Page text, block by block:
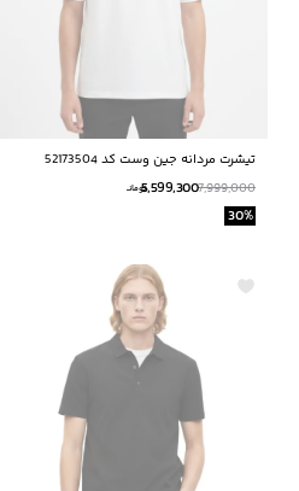
تيشرت مردانه جين وست كد 52173504
7,999,000
5,599,300تومانــ
30%